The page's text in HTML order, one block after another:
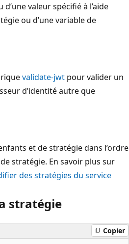
valeur spécifié à l’aide
ou d’une variable de
validate-jwt pour valider un
d’identité autre que
et de stratégie dans l’ordre
stratégie. En savoir plus sur
des stratégies du service
stratégie
Copier